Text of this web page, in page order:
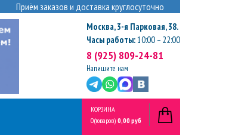
Приём заказов и доставка круглосуточно
Москва,3-я Парковая, 38.
Часы работы:10:00 – 22:00
8 (925) 809-24-81
Напишите нам
КОРЗИНА
0(товаров) 0,00 руб